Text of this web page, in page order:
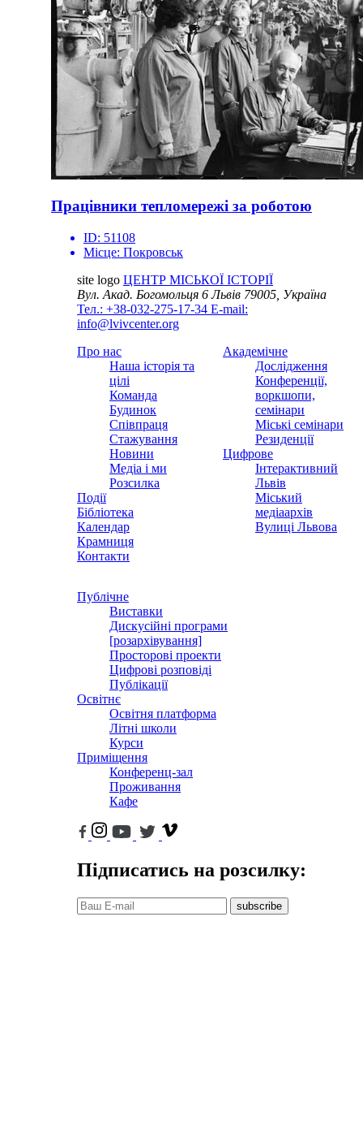
Працівники тепломережі за роботою
ID: 51108
Місце: Покровськ
site logo ЦЕНТР МІСЬКОЇ ІСТОРІЇ
Вул. Акад. Богомольця 6Львів 79005, Україна
Тел.: +38-032-275-17-34 E-mail:
info@lvivcenter.org
Про нас
Наша історія та
цілі
Команда
Будинок
Співпраця
Стажування
Новини
Медіа і ми
Розсилка
Події
Бібліотека
Календар
Крамниця
Контакти
Академічне
Дослідження
Конференції,
воркшопи,
семінари
Міські семінари
Резиденції
Цифрове
Інтерактивний
Львів
Міський
медіаархів
Вулиці Львова
Публічне
Виставки
Дискусійні програми
[розархівування]
Просторові проекти
Цифрові розповіді
Публікації
Освітнє
Освітня платформа
Літні школи
Курси
Приміщення
Конференц-зал
Проживання
Кафе
Підписатись на розсилку:
subscribe